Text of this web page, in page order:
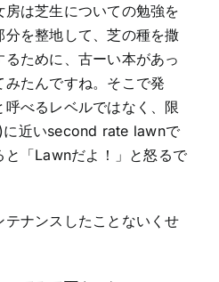
は芝生についての勉強を
を整地して、芝の種を撒
るために、古ーい本があっ
たんですね。そこで発
呼べるレベルではなく、限
近いsecond rate lawnで
と「Lawnだよ！」と怒るで
ナンスしたことないくせ